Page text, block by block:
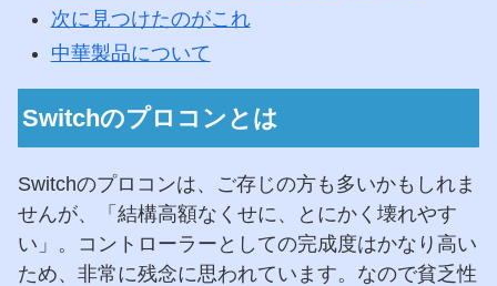
次に見つけたのがこれ
中華製品について
Switchのプロコンとは
Switchのプロコンは、ご存じの方も多いかもしれま
せんが、「結構高額なくせに、とにかく壊れやす
い」。コントローラーとしての完成度はかなり高い
ため、非常に残念に思われています。なので貧乏性